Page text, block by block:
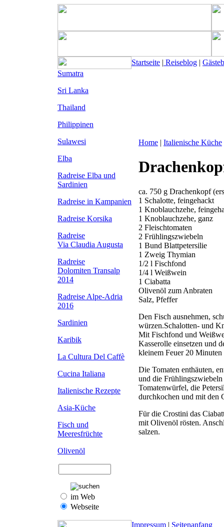
Startseite | Reiseblog |
Sumatra
Sri Lanka
Thailand
Philippinen
Sulawesi
Elba
Radreise Elba und
Sardinien
Radreise in Kampanien
Radreise Korsika
Radreise
Via Claudia Augusta
Radreise
Dolomiten Transalp
2014
Radreise Alpe-Adria
2016
Sardinien
Karibik
La Cultura Del Caffè
Cucina Italiana
Italienische Rezepte
Asia-Küche
Fisch und
Meeresfrüchte
Olivenöl
im Web
Webseite
Home | Italienische Küche
ca. 750 g Drachenkopf
1 Schalotte, feingehackt
1 Knoblauchzehe,
1 Knoblauchzehe, ganz
2 Fleischtomaten
2 Frühlingszwiebeln
1 Bund Blattpetersilie
1 Zweig Thymian
1/2 l Fischfond
1/4 l Weißwein
1 Ciabatta
Olivenöl zum Anbraten
Salz, Pfeffer
Den Fisch ausnehmen,
würzen.Schalotten- und
Mit Fischfond und
Kasserolle einsetzen und
kleinem Feuer 20 Minuten
Die Tomaten enthäuten,
und die
Tomatenwürfel, die
durchkochen und mit den
Für die Crostini das
mit Olivenöl rösten.
salzen.
Impressum | Seitenanfang